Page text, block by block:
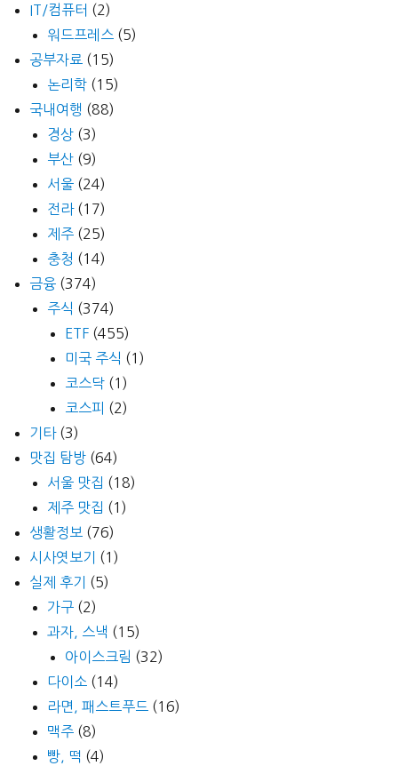
IT/컴퓨터 (2)
워드프레스 (5)
공부자료 (15)
논리학 (15)
국내여행 (88)
경상 (3)
부산 (9)
서울 (24)
전라(17)
제주 (25)
충청 (14)
금융 (374)
주식 (374)
ETF (455)
미국 주식 (1)
코스닥 (1)
코스피 (2)
기타(3)
맛집 탐방 (64)
서울 맛집 (18)
제주 맛집 (1)
생활정보 (76)
시사엿보기
(1)
실제 후기
(5)
가구 (2)
과자, 스낵 (15)
아이스크림 (32)
다이소 (14)
라면, 패스트푸드 (16)
맥주 (8)
빵, 떡 (4)